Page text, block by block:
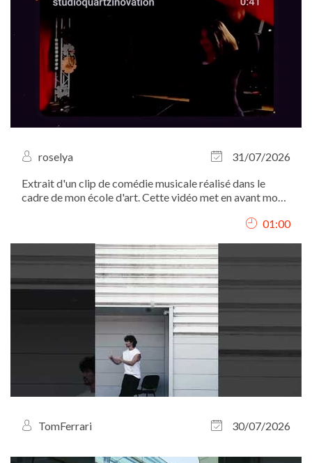
roselya
31/07/2026
Extrait d'un clip de comédie musicale réalisé dans le
cadre de mon école d'art. Cette vidéo met en avant mon
01:00
TomFerrari 30/07/2026